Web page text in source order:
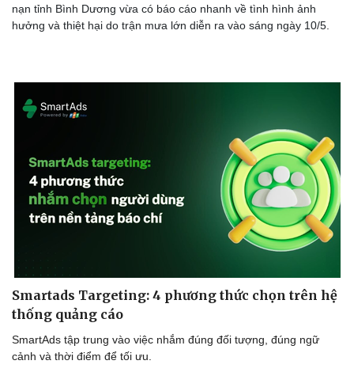
Dinh dưỡng - món ngon
Cây thuốc
Nhà đẹp
nạn tỉnh Bình Dương vừa có báo cáo nhanh về tình hình ảnh
hưởng và thiệt hại do trận mưa lớn diễn ra vào sáng ngày 10/5.
Smartads Targeting: 4 phương thức chọn trên hệ
thống quảng cáo
SmartAds tập trung vào việc nhắm đúng đối tượng, đúng ngữ
cảnh và thời điểm để tối ưu.